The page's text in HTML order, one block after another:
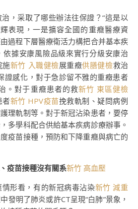
，采取了哪些辦法往保證？“這是以
表現，一是擴容全國的重癥醫療資
過程下層醫療衛活力構把合并基本疾
據安康風險品級來實行分級安康治
施新竹 入職健檢展重癥供膳健檢救治
證感化，對于急診留不雅的重癥患者
。對于重癥患者的救新竹 東區健檢
者新竹 HPV疫苗挽救軌制、疑問病例
理軌制等。對于新冠沾染患者，要停
多學科配合供給基本疾病診療辦事。
疫苗接種，預防和下降重癥與病亡的
疫苗接種沒有關系新竹 高血壓
形看，有的新冠病毒沾染新竹 減重
發明了肺炎或許CT呈現“白肺”景象，